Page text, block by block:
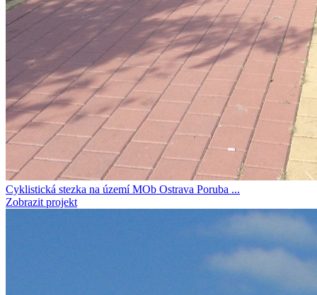
Cyklistická stezka na území MOb Ostrava Poruba ...
Zobrazit projekt